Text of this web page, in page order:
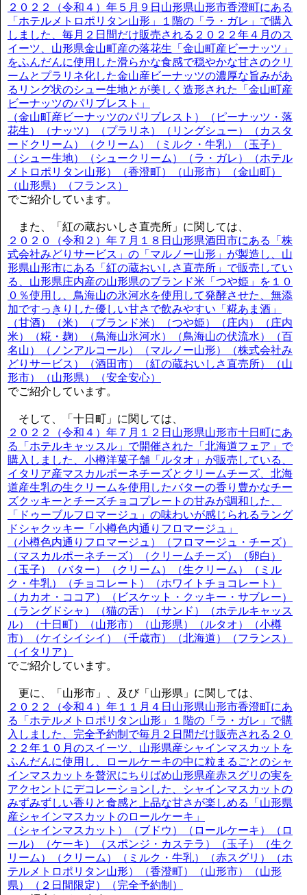
２０２２（令和４）年５月９日山形県山形市香澄町にある
「ホテルメトロポリタン山形」１階の「ラ・ガレ」で購入
しました、毎月２日間だけ販売される２０２２年４月のス
イーツ、山形県金山町産の落花生「金山町産ビーナッツ」
をふんだんに使用した滑らかな食感で穏やかな甘さのクリ
ームとプラリネ化した金山産ビーナッツの濃厚な旨みがあ
るリング状のシュー生地とが美しく造形された「金山町産
ビーナッツのパリブレスト」
（金山町産ビーナッツのパリブレスト）（ピーナッツ・落
花生）（ナッツ）（プラリネ）（リングシュー）（カスタ
ードクリーム）（クリーム）（ミルク・牛乳）（玉子）
（シュー生地）（シュークリーム）（ラ・ガレ）（ホテル
メトロポリタン山形）（香澄町）（山形市）（金山町）
（山形県）（フランス）
でご紹介しています。
また、「紅の蔵おいしさ直売所」に関しては、
２０２０（令和２）年７月１８日山形県酒田市にある「株
式会社みどりサービス」の「マルノー山形」が製造し、山
形県山形市にある「紅の蔵おいしさ直売所」で販売してい
る、山形県庄内産の山形県のブランド米「つや姫」を１０
０％使用し、鳥海山の氷河水を使用して発酵させた、無添
加ですっきりした優しい甘さで飲みやすい「糀あま酒」
（甘酒）（米）（ブランド米）（つや姫）（庄内）（庄内
米）（糀・麹）（鳥海山氷河水）（鳥海山の伏流水）（百
名山）（ノンアルコール）（マルノー山形）（株式会社み
どりサービス）（酒田市）（紅の蔵おいしさ直売所）（山
形市）（山形県）（安全安心）
でご紹介しています。
そして、「十日町」に関しては、
２０２２（令和４）年７月１２日山形県山形市十日町にあ
る「ホテルキャッスル」で開催された「北海道フェア」で
購入しました、小樽洋菓子舗「ルタオ」が販売している、
イタリア産マスカルポーネチーズとクリームチーズ、北海
道産生乳の生クリームを使用したバターの香り豊かなチー
ズクッキーとチーズチョコプレートの甘みが調和した、
「ドゥーブルフロマージュ」の味わいが感じられるラング
ドシャクッキー「小樽色内通りフロマージュ」
（小樽色内通りフロマージュ）（フロマージュ・チーズ）
（マスカルポーネチーズ）（クリームチーズ）（卵白）
（玉子）（バター）（クリーム）（生クリーム）（ミル
ク・牛乳）（チョコレート）（ホワイトチョコレート）
（カカオ・ココア）（ビスケット・クッキー・サブレー）
（ラングドシャ）（猫の舌）（サンド）（ホテルキャッス
ル）（十日町）（山形市）（山形県）（ルタオ）（小樽
市）（ケイシイシイ）（千歳市）（北海道）（フランス）
（イタリア）
でご紹介しています。
更に、「山形市」、及び「山形県」に関しては、
２０２２（令和４）年１１月４日山形県山形市香澄町にあ
る「ホテルメトロポリタン山形」１階の「ラ・ガレ」で購
入しました、完全予約制で毎月２日間だけ販売される２０
２２年１０月のスイーツ、山形県産シャインマスカットを
ふんだんに使用し、ロールケーキの中に粒まるごとのシャ
インマスカットを贅沢にちりばめ山形県産赤スグリの実を
アクセントにデコレーションした、シャインマスカットの
みずみずしい香りと食感と上品な甘さが楽しめる「山形県
産シャインマスカットのロールケーキ」
（シャインマスカット）（ブドウ）（ロールケーキ）（ロ
ール）（ケーキ）（スポンジ・カステラ）（玉子）（生ク
リーム）（クリーム）（ミルク・牛乳）（赤スグリ）（ホ
テルメトロポリタン山形）（香澄町）（山形市）（山形
県）（２日間限定）（完全予約制）